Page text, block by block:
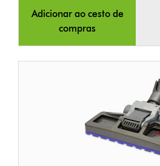
Adicionar ao cesto de
compras